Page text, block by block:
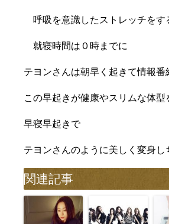
呼吸を意識したストレッチをす
就寝時間は０時までに
テヨンさんは朝早く起きて情報
この早起きが健康やスリムな体
早寝早起きで
テヨンさんのように美しく変身し
関連記事